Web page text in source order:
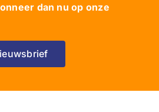
dan nu op onze